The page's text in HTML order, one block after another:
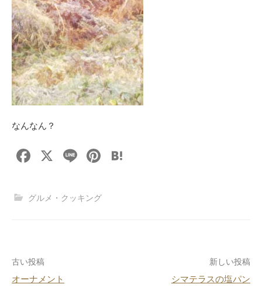
なんなん？
F
c
o
k
X
Li
e
Pi
グルメ・クッキング
投
稿
古い投稿
オーナメント
新しい投稿
シマテラスの塩パン